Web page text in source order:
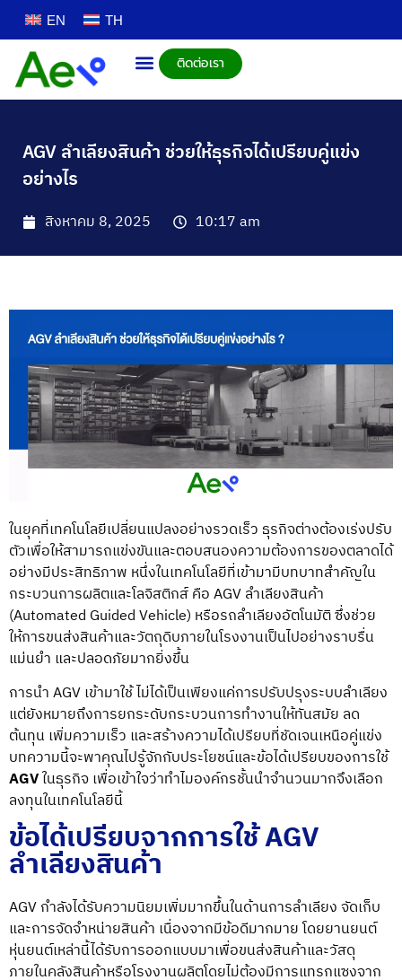
EN TH
ติดต่อเรา
AGV ลำเลียงสินค้า ช่วยให้ธุรกิจได้เปรียบคู่แข่ง
อย่างไร
สิงหาคม 8, 2025 10:17 am
ในยุคที่เทคโนโลยีเปลี่ยนแปลงอย่างรวดเร็ว ธุรกิจต่างต้องเร่งปรับ
ตัวเพื่อให้สามารถแข่งขันและตอบสนองความต้องการของตลาดได้
อย่างมีประสิทธิภาพ หนึ่งในเทคโนโลยีที่เข้ามามีบทบาทสำคัญใน
กระบวนการผลิตและโลจิสติกส์ คือAGV ลำเลียงสินค้า
(Automated Guided Vehicle) หรือรถลำเลียงอัตโนมัติ ซึ่งช่วย
ให้การขนส่งสินค้าและวัตถุดิบภายในโรงงานเป็นไปอย่างราบรื่น
แม่นยำ และปลอดภัยมากยิ่งขึ้น
การนำ AGV เข้ามาใช้ไม่ได้เป็นเพียงแค่การปรับปรุงระบบลำเลียง
แต่ยังหมายถึงการยกระดับกระบวนการทำงานให้ทันสมัย ลด
ต้นทุน เพิ่มความเร็ว และสร้างความได้เปรียบที่ชัดเจนเหนือคู่แข่ง
บทความนี้จะพาคุณไปรู้จักกับประโยชน์และข้อได้เปรียบของการใช้
AGVในธุรกิจ เพื่อเข้าใจว่าทำไมองค์กรชั้นนำจำนวนมากจึงเลือก
ลงทุนในเทคโนโลยีนี้
ข้อได้เปรียบจากการใช้ AGV
ลำเลียงสินค้า
AGV กำลังได้รับความนิยมเพิ่มมากขึ้นในด้านการลำเลียง จัดเก็บ
และการจัดจำหน่ายสินค้า เนื่องจากมีข้อดีมากมาย โดยยานยนต์
หุ่นยนต์เหล่านี้ได้รับการออกแบบมาเพื่อขนส่งสินค้าและวัสดุ
ภายในคลังสินค้าหรือโรงงานผลิตโดยไม่ต้องมีการแทรกแซงจาก